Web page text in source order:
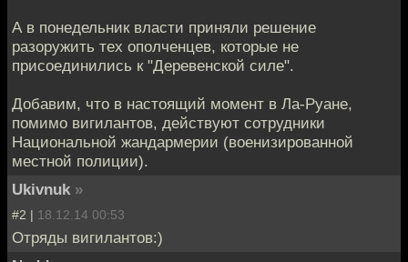
А в понедельник власти приняли решение
разоружить тех ополченцев, которые не
присоединились к "Деревенской силе".
Добавим, что в настоящий момент в Ла-Руане,
помимо вигилантов, действуют сотрудники
Национальной жандармерии (военизированной
местной полиции).
Ukivnuk »
#2 | 18.12.14 00:53
Отряды вигилантов:)